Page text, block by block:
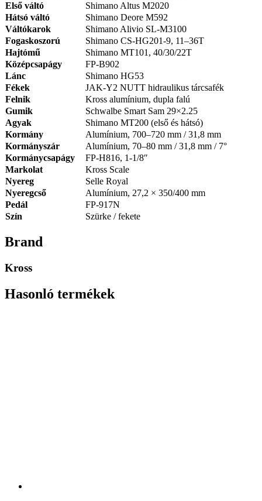
Első váltó
Shimano Altus M2020
Hátsó váltó
Shimano Deore M592
Váltókarok
Shimano Alivio SL-M3100
Fogaskoszorú
Shimano CS-HG201-9, 11–36T
Hajtómű
Shimano MT101, 40/30/22T
Középcsapágy
FP-B902
Lánc
Shimano HG53
Fékek
JAK-Y2 NUTT hidraulikus tárcsafék
Felnik
Kross alumínium, dupla falú
Gumik
Schwalbe Smart Sam 29×2.25
Agyak
Shimano MT200 (első és hátsó)
Kormány
Alumínium, 700–720 mm / 31,8 mm
Kormányszár
Alumínium, 70–80 mm / 31,8 mm / 7°
Kormánycsapágy
FP-H816, 1-1/8″
Markolat
Kross Scale
Nyereg
Selle Royal
Nyeregcső
Alumínium, 27,2 × 350/400 mm
Pedál
FP-917N
Szín
Szürke / fekete
Brand
Kross
Hasonló termékek